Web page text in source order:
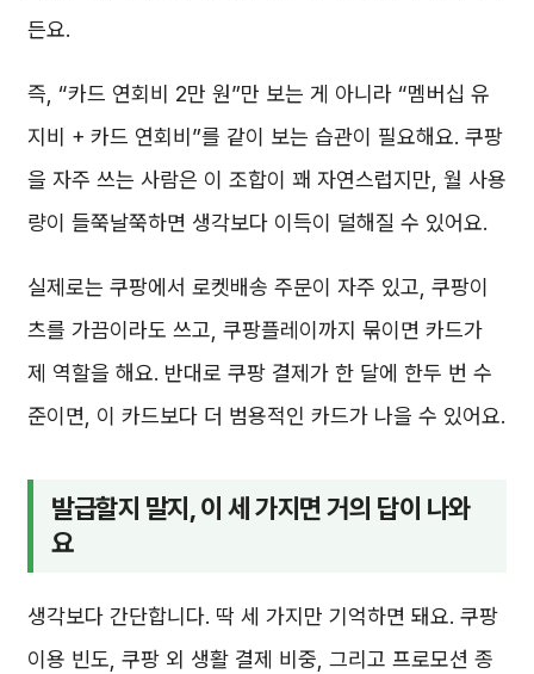
든요.
즉, “카드 연회비 2만 원”만 보는 게 아니라 “멤버십 유
지비 + 카드 연회비”를 같이 보는 습관이 필요해요. 쿠팡
을 자주 쓰는 사람은 이 조합이 꽤 자연스럽지만, 월 사용
량이 들쭉날쭉하면 생각보다 이득이 덜해질 수 있어요.
실제로는 쿠팡에서 로켓배송 주문이 자주 있고, 쿠팡이
츠를 가끔이라도 쓰고, 쿠팡플레이까지 묶이면 카드가
제 역할을 해요. 반대로 쿠팡 결제가 한 달에 한두 번 수
준이면, 이 카드보다 더 범용적인 카드가 나을 수 있어요.
발급할지 말지, 이 세 가지면 거의 답이 나와
요
생각보다 간단합니다. 딱 세 가지만 기억하면 돼요. 쿠팡
이용 빈도, 쿠팡 외 생활 결제 비중, 그리고 프로모션 종